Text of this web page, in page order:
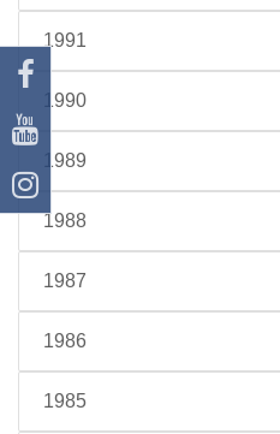
1991
1990
1989
1988
1987
1986
1985